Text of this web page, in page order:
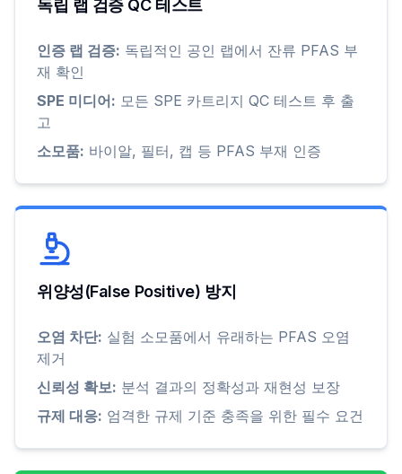
독립 랩 검증 QC 테스트
인증 랩 검증: 독립적인 공인 랩에서 잔류 PFAS 부
재 확인
SPE 미디어: 모든 SPE 카트리지 QC 테스트 후 출
고
소모품: 바이알, 필터, 캡 등 PFAS 부재 인증
위양성(False Positive) 방지
오염 차단: 실험 소모품에서 유래하는 PFAS 오염
제거
신뢰성 확보: 분석 결과의 정확성과 재현성 보장
규제 대응: 엄격한 규제 기준 충족을 위한 필수 요건